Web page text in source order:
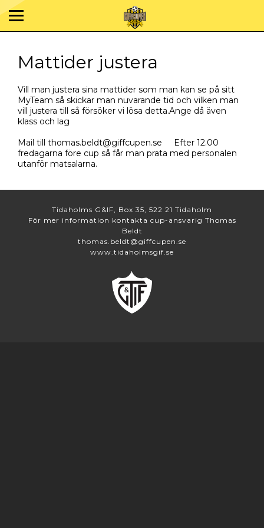
Mattider justera
Vill man justera sina mattider som man kan se på sitt
MyTeam så skickar man nuvarande tid och vilken man
vill justera till så försöker vi lösa detta.Ange då även
klass och lag
Mail till thomas.beldt@giffcupen.se Efter 12.00
fredagarna före cup så får man prata med personalen
utanför matsalarna.
Tidaholms G&IF, Box 35, 522 21 Tidaholm
För mer information kontakta cup-ansvarig Thomas
Beldt
thomas.beldt@giffcupen.se
www.tidaholmsgif.se